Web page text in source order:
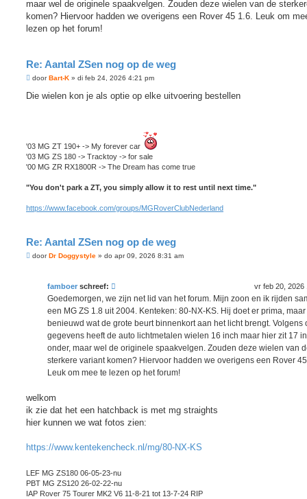
maar wel de originele spaakvelgen. Zouden deze wielen van de
komen? Hiervoor hadden we overigens een Rover 45 1.6. Leuk om
lezen op het forum!
Re: Aantal ZSen nog op de weg
B
r
doorBart-K » di feb 24, 2026 4:21 pm
Die wielen kon je als optie op elke uitvoering bestellen
'03 MG ZT 190+ -> My forever car
'03 MG ZS 180 -> Tracktoy -> for sale
'00 MG ZR RX1800R -> The Dream has come true
"You don't park a ZT, you simply allow it to rest until next time."
https://www.facebook.com/groups/MGRoverClubNederland
Re: Aantal ZSen nog op de weg
BdoorDr Doggystyle » do apr 09, 2026 8:31 am
famboer schreef: vr feb 20, 2026
Goedemorgen, we zijn net lid van het forum. Mijn zoon en ik rijden
een MG ZS 1.8 uit 2004. Kenteken: 80-NX-KS. Hij doet er prima,
benieuwd wat de grote beurt binnenkort aan het licht brengt. Volgens
gegevens heeft de auto lichtmetalen wielen 16 inch maar hier zit 17
onder, maar wel de originele spaakvelgen. Zouden deze wielen van
sterkere variant komen? Hiervoor hadden we overigens een Rover
Leuk om mee te lezen op het forum!
welkom
ik zie dat het een hatchback is met mg straights
hier kunnen we wat fotos zien:
https://www.kentekencheck.nl/mg/80-NX-KS
LEF MG ZS180 06-05-23-nu
PBT MG ZS120 26-02-22-nu
IAP Rover 75 Tourer MK2 V6 11-8-21 tot 13-7-24 RIP